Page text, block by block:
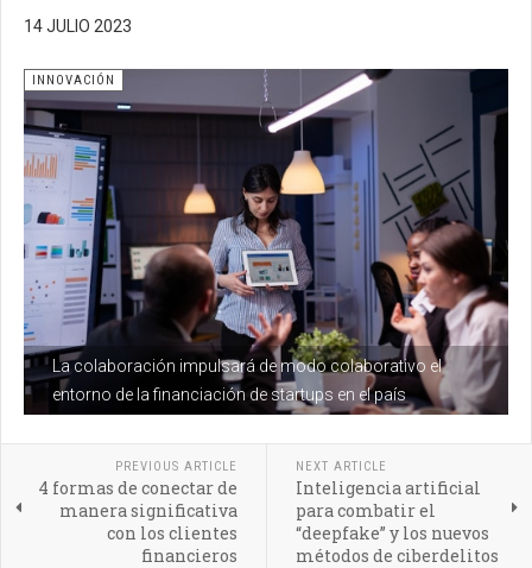
14 JULIO 2023
La colaboración impulsará de modo colaborativo el
entorno de la financiación de startups en el país
INNOVACIÓN
PREVIOUS ARTICLE
4 formas de conectar de
manera significativa
con los clientes
financieros
NEXT ARTICLE
Inteligencia artificial
para combatir el
“deepfake” y los nuevos
métodos de ciberdelitos